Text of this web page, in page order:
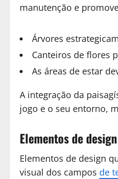
manutenção e
Árvores
Canteiros de flores
As áreas de estar
A integração da
jogo e o seu entorno,
Elementos de
Elementos de design
visual dos campos de